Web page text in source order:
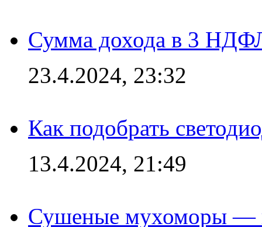
Сумма дохода в 3
23.4.2024, 23:32
Как подобрать
13.4.2024, 21:49
Сушеные мухоморы —